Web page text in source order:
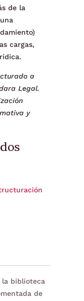
de la
cargas,
a
Legal.
y
biblioteca
de